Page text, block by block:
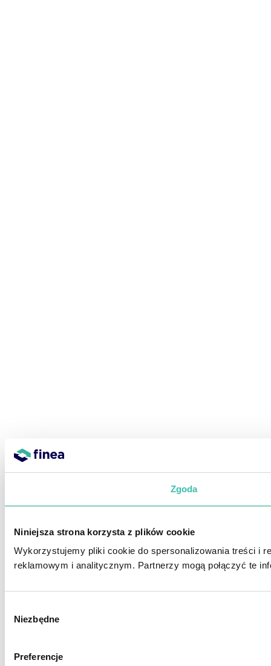
Zgoda
Niniejsza strona korzysta z plików cookie
Wykorzystujemy pliki cookie do spersonalizowania treści i
reklamowym i analitycznym. Partnerzy mogą połączyć te
zgody
Niezbędne
Preferencje